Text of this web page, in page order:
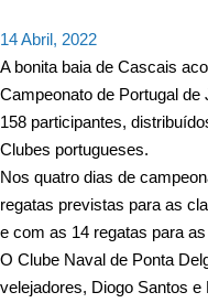
14 Abril, 2022
A bonita baia de Cascais
Campeonato de Portugal de
158 participantes,
Clubes portugueses.
Nos quatro dias de
regatas previstas para as
e com as 14 regatas para
O Clube Naval de Ponta
velejadores, Diogo Santos